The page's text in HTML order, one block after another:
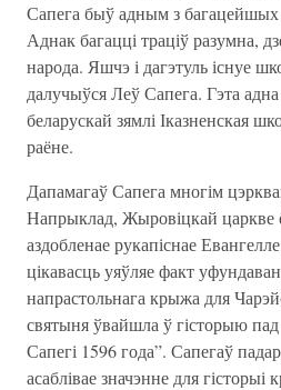
Сапега быў адным з багацейшых
Аднак багацці траціў разумна,
народа. Яшчэ і дагэтуль існуе
далучыўся Леў Сапега. Гэта
беларускай зямлі Іказненская
раёне.
Дапамагаў Сапега многім
Напрыклад, Жыровіцкай царкве
аздобленае рукапіснае
цікавасць уяўляе факт
напрастольнага крыжа для
святыня ўвайшла ў гісторыю
Сапегі 1596 года”. Сапегаў
асаблівае значэнне для